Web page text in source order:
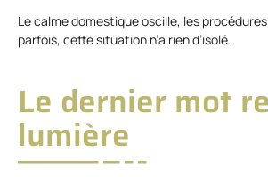
Le calme domestique oscille, les
parfois, cette situation n’a rien d’isolé.
Le dernier mot
lumière